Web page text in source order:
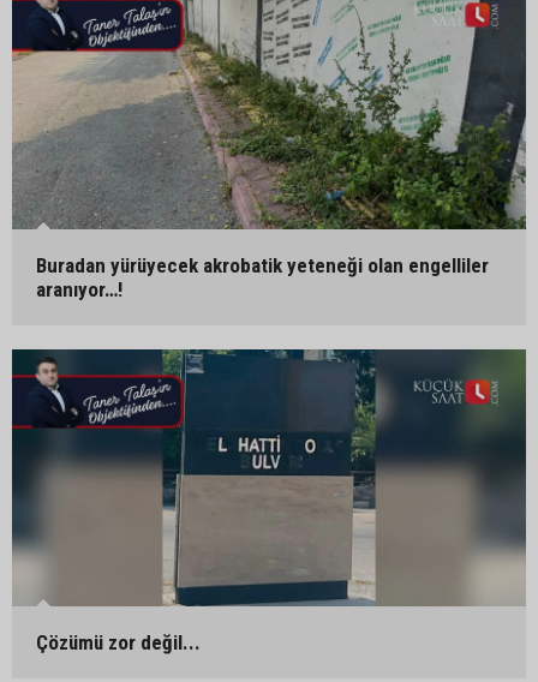
Buradan yürüyecek akrobatik yeteneği olan engelliler
aranıyor…!
Çözümü zor değil...